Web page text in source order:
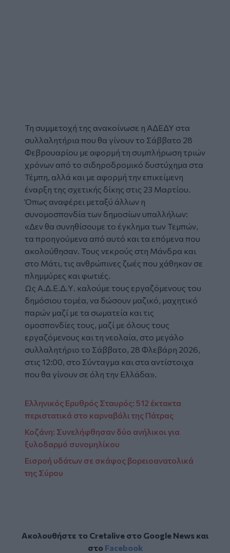
Τη συμμετοχή της ανακοίνωσε η ΑΔΕΔΥ στα
συλλαλητήρια που θα γίνουν το Σάββατο 28
Φεβρουαρίου με αφορμή τη συμπλήρωση τριών
χρόνων από το σιδηροδρομικό δυστύχημα στα
Τέμπη, αλλά και με αφορμή την επικείμενη
έναρξη της σχετικής δίκης στις 23 Μαρτίου.
Όπως αναφέρει μεταξύ άλλων η
συνομοσπονδία των δημοσίων υπαλλήλων:
«Δεν θα συνηθίσουμε το έγκλημα των Τεμπών,
τα προηγούμενα από αυτό και τα επόμενα που
ακολούθησαν. Τους νεκρούς στη Μάνδρα και
στο Μάτι, τις ανθρώπινες ζωές που χάθηκαν σε
πλημμύρες και φωτιές.
Ως Α.Δ.Ε.Δ.Υ. καλούμε τους εργαζόμενους του
δημόσιου τομέα, να δώσουν μαζικό, μαχητικό
παρών μαζί με τα σωματεία και τις
ομοσπονδίες τους, μαζί με όλους τους
εργαζόμενους και τη νεολαία, στο μεγάλο
συλλαλητήριο το Σάββατο, 28 Φλεβάρη 2026,
στις 12:00, στο Σύνταγμα και στα αντίστοιχα
που θα γίνουν σε όλη την Ελλάδα».
Ελληνικός Ερυθρός Σταυρός: 512 έκτακτα
περιστατικά στο καρναβάλι της Πάτρας
Κοζάνη: Συνελήφθησαν δύο ανήλικοι για
ξυλοδαρμό συνομηλίκου
Εισροή υδάτων σε σκάφος βορειοανατολικά
της Σύρου
Ακολουθήστε το Cretalive στο Google Newsκαι
στο Facebook